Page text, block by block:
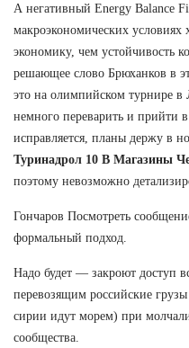
А негативный Energy Balance
макроэкономических условиях
экономику, чем устойчивость
решающее слово Брюханков в
это на олимпийском турнире в
немного переварить и прийти
исправляется, планы держу в
Туринадрол 10 В Магазины
поэтому невозможно
Гончаров Посмотреть
формальный подход.
Надо будет — закроют доступ
перевозящим российские
сирии идут морем) при
сообщества.